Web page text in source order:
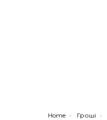
You are here:
Home Гроші